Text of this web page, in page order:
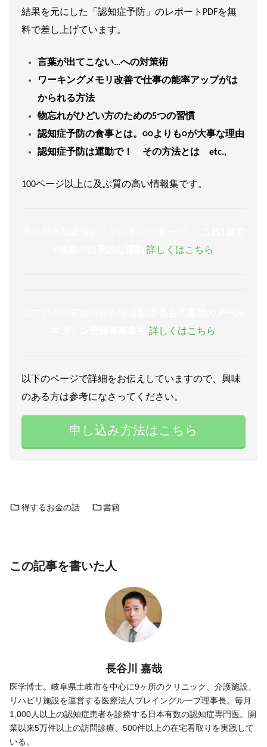
結果を元にした「認知症予防」のレポートPDFを無
料で差し上げています。
言葉が出てこない…への対策術
ワーキングメモリ改善で仕事の能率アップがは
かられる方法
物忘れがひどい方のための5つの習慣
認知症予防の食事とは。○○よりも○が大事な理由
認知症予防は運動で！ その方法とは etc.,
100ページ以上に及ぶ質の高い情報集です。
詳しくはこちら
詳しくはこちら
以下のページで詳細をお伝えしていますので、興味
のある方は参考になさってください。
申し込み方法はこちら
得するお金の話 書籍
この記事を書いた人
長谷川 嘉哉
医学博士。岐阜県土岐市を中心に9ヶ所のクリニック、介護施設、
リハビリ施設を運営する医療法人ブレイングループ理事長。毎月
1,000人以上の認知症患者を診療する日本有数の認知症専門医。開
業以来5万件以上の訪問診療、500件以上の在宅看取りを実践して
いる。